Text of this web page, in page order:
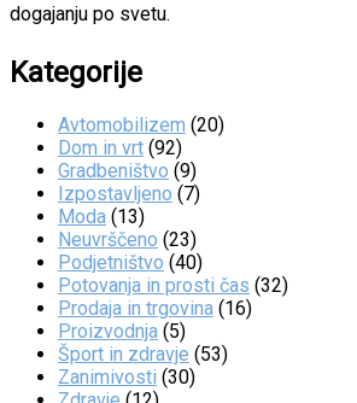
dogajanju po svetu.
Kategorije
Avtomobilizem (20)
Dom in vrt (92)
Gradbeništvo (9)
Izpostavljeno (7)
Moda (13)
Neuvrščeno (23)
Podjetništvo (40)
Potovanja in prosti čas (32)
Prodaja in trgovina (16)
Proizvodnja (5)
Šport in zdravje (53)
Zanimivosti (30)